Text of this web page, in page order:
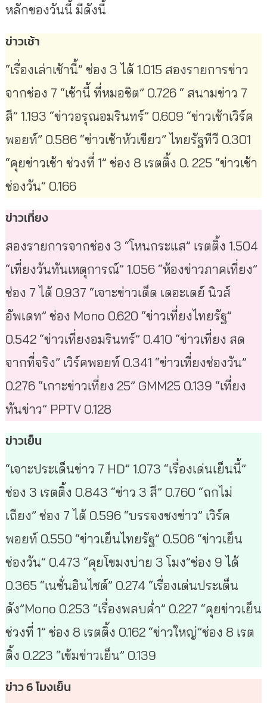
หลักของวันนี้ มีดังนี้
ข่าวเช้า
“เรื่องเล่าเช้านี้” ช่อง 3 ได้ 1.015 สองรายการข่าว
จากช่อง 7 “เช้านี้ ที่หมอชิต” 0.726 “ สนามข่าว 7
สี” 1.193 “ข่าวอรุณอมรินทร์” 0.609 “ข่าวเช้าเวิร์ค
พอยท์” 0.586 “ข่าวเช้าหัวเขียว” ไทยรัฐทีวี 0.301
“คุยข่าวเช้า ช่วงที่ 1” ช่อง 8 เรตติ้ง 0. 225 “ข่าวเช้า
ช่องวัน” 0.166
ข่าวเที่ยง
สองรายการจากช่อง 3 “โหนกระแส” เรตติ้ง 1.504
“เที่ยงวันทันเหตุการณ์” 1.056 “ห้องข่าวภาคเที่ยง”
ช่อง 7 ได้ 0.937 “เจาะข่าวเด็ด เดอะเดย์ นิวส์
อัพเดท” ช่อง Mono 0.620 “ข่าวเที่ยงไทยรัฐ”
0.542 “ข่าวเที่ยงอมรินทร์” 0.410 “ข่าวเที่ยง สด
จากที่จริง” เวิร์คพอยท์ 0.341 “ข่าวเที่ยงช่องวัน”
0.276 “เกาะข่าวเที่ยง 25” GMM25 0.139 “เที่ยง
ทันข่าว” PPTV 0.128
ข่าวเย็น
“เจาะประเด็นข่าว 7 HD” 1.073 “เรื่องเด่นเย็นนี้”
ช่อง 3 เรตติ้ง 0.843 “ข่าว 3 สี” 0.760 “ถกไม่
เถียง” ช่อง 7 ได้ 0.596 “บรรจงชงข่าว” เวิร์ค
พอยท์ 0.550 “ข่าวเย็นไทยรัฐ” 0.506 “ข่าวเย็น
ช่องวัน” 0.473 “คุยโขมงบ่าย 3 โมง”ช่อง 9 ได้
0.365 “เนชั่นอินไซต์” 0.274 “เรื่องเด่นประเด็น
ดัง”Mono 0.253 “เรื่องพลบค่ำ” 0.227 “คุยข่าวเย็น
ช่วงที่ 1” ช่อง 8 เรตติ้ง 0.162 “ข่าวใหญ่”ช่อง 8 เรต
ติ้ง 0.223 “เข้มข่าวเย็น” 0.139
ข่าว 6 โมงเย็น